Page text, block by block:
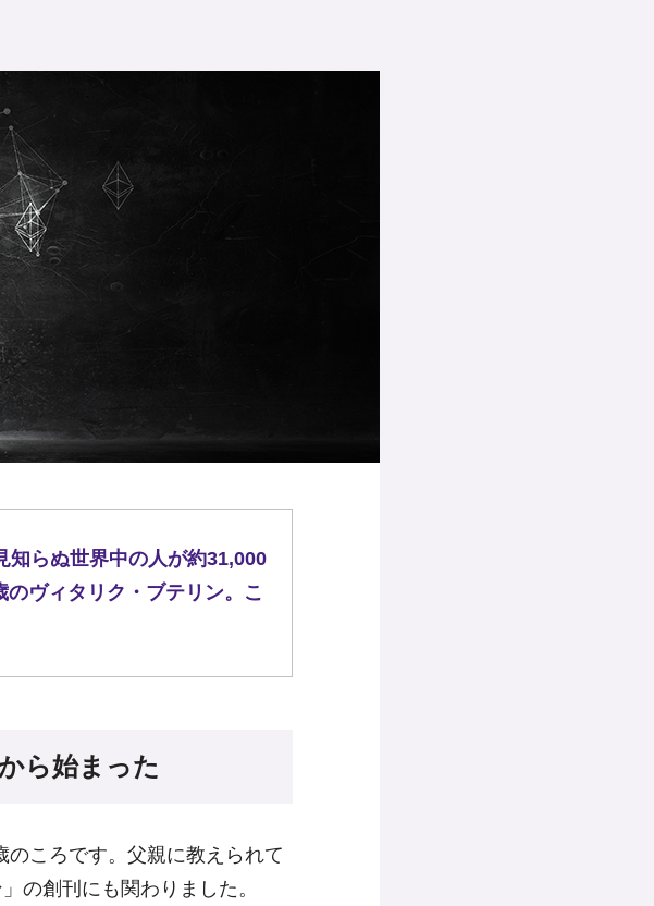
知らぬ世界中の人が約31,000
ヴィタリク・ブテリン。こ
ら始まった
ころです。父親に教えられて
の創刊にも関わりました。